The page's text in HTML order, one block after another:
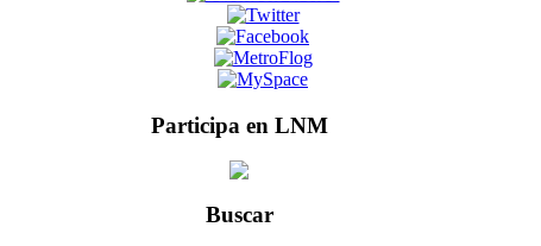
Participa en LNM
Buscar